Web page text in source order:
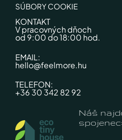
SÚBORY COOKIE
KONTAKT
V pracovných dňoch
od 9:00 do 18:00 hod.
EMAIL:
hello@feelmore.hu
TELEFON:
+36 30 342 82 92
Náš